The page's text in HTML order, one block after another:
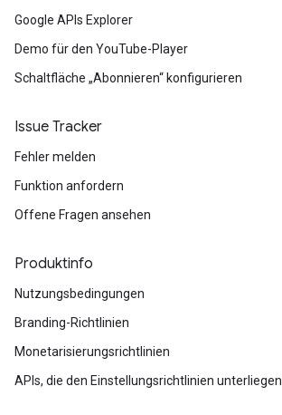
Google APIs Explorer
Demo für den YouTube-Player
Schaltfläche „Abonnieren“ konfigurieren
Issue Tracker
Fehler melden
Funktion anfordern
Offene Fragen ansehen
Produktinfo
Nutzungsbedingungen
Branding-Richtlinien
Monetarisierungsrichtlinien
APIs, die den Einstellungsrichtlinien unterliegen